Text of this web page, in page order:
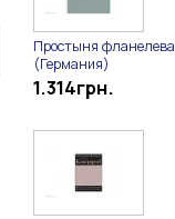
Простыня
(Германия)
1.314грн.